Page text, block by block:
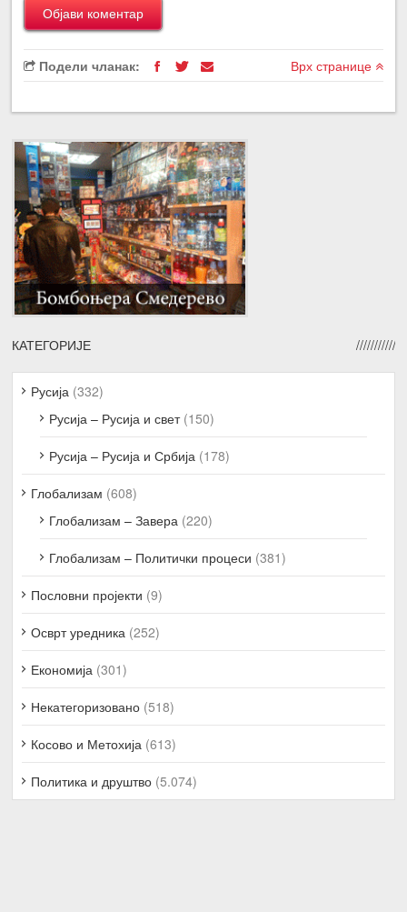
Подели чланак: Врх странице
КАТЕГОРИЈЕ
Русија (332)
Русија – Русија и свет(150)
Русија – Русија и Србија (178)
Глобализам (608)
Глобализам – Завера (220)
Глобализам – Политички процеси (381)
Пословни пројекти (9)
Осврт уредника (252)
Економија (301)
Некатегоризовано (518)
Косово и Метохија (613)
Политика и друштво (5.074)